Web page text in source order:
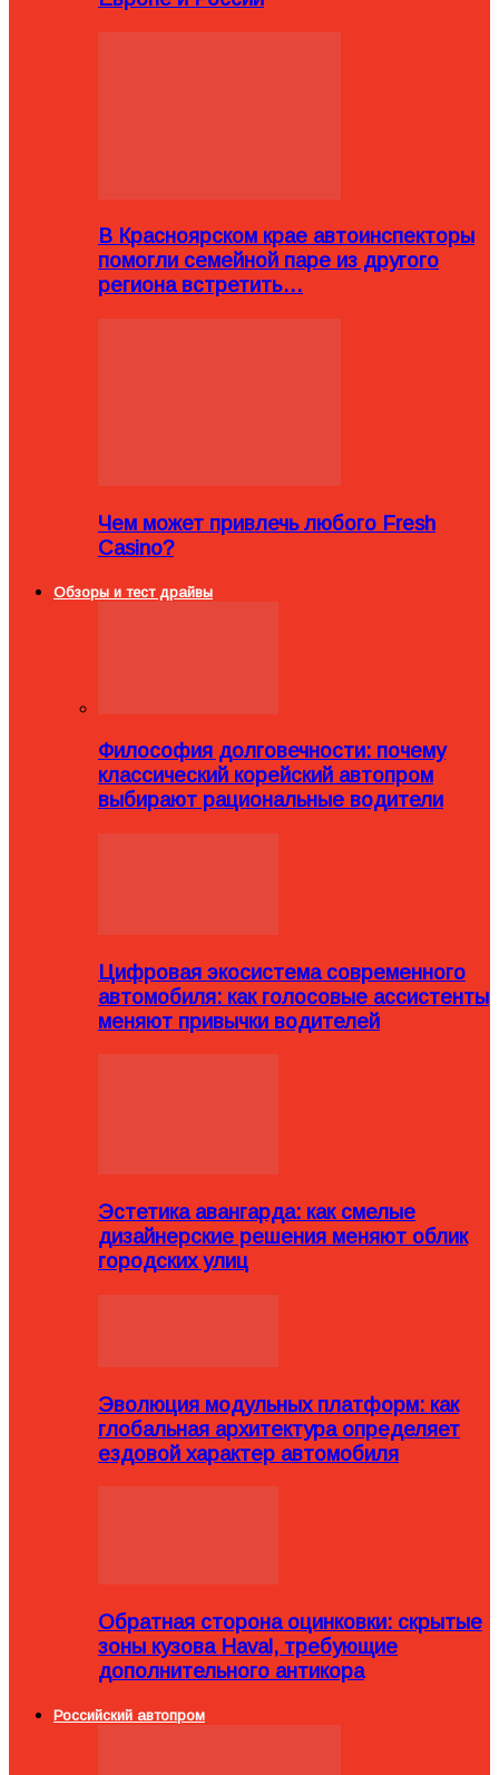
В Красноярском крае автоинспекторы
помогли семейной паре из другого
региона встретить…
Чем может привлечь любого Fresh
Casino?
Обзоры и тест драйвы
Философия долговечности: почему
классический корейский автопром
выбирают рациональные водители
Цифровая экосистема современного
автомобиля: как голосовые ассистенты
меняют привычки водителей
Эстетика авангарда: как смелые
дизайнерские решения меняют облик
городских улиц
Эволюция модульных платформ: как
глобальная архитектура определяет
ездовой характер автомобиля
Обратная сторона оцинковки: скрытые
зоны кузова Haval, требующие
дополнительного антикора
Российский автопром